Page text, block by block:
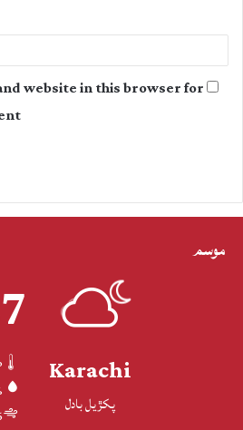
website in this browser for
موسم
Karachi
پکڙيل بادل